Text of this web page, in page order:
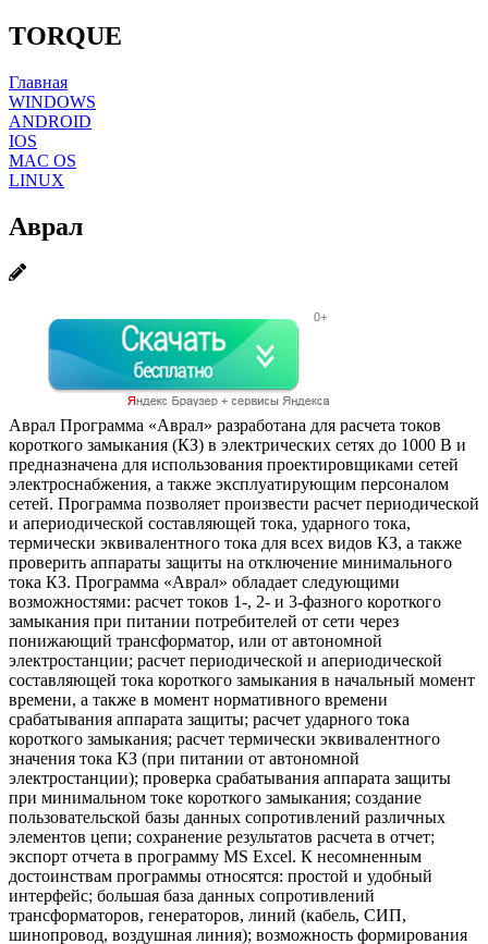
TORQUE
Главная
WINDOWS
ANDROID
IOS
MAC OS
LINUX
Аврал
Аврал Программа «Аврал» разработана для расчета токов
короткого замыкания (КЗ) в электрических сетях до 1000 В и
предназначена для использования проектировщиками сетей
электроснабжения, а также эксплуатирующим персоналом
сетей. Программа позволяет произвести расчет периодической
и апериодической составляющей тока, ударного тока,
термически эквивалентного тока для всех видов КЗ, а также
проверить аппараты защиты на отключение минимального
тока КЗ. Программа «Аврал» обладает следующими
возможностями: расчет токов 1-, 2- и 3-фазного короткого
замыкания при питании потребителей от сети через
понижающий трансформатор, или от автономной
электростанции; расчет периодической и апериодической
составляющей тока короткого замыкания в начальный момент
времени, а также в момент нормативного времени
срабатывания аппарата защиты; расчет ударного тока
короткого замыкания; расчет термически эквивалентного
значения тока КЗ (при питании от автономной
электростанции); проверка срабатывания аппарата защиты
при минимальном токе короткого замыкания; создание
пользовательской базы данных сопротивлений различных
элементов цепи; сохранение результатов расчета в отчет;
экспорт отчета в программу MS Excel. К несомненным
достоинствам программы относятся: простой и удобный
интерфейс; большая база данных сопротивлений
трансформаторов, генераторов, линий (кабель, СИП,
шинопровод, воздушная линия); возможность формирования